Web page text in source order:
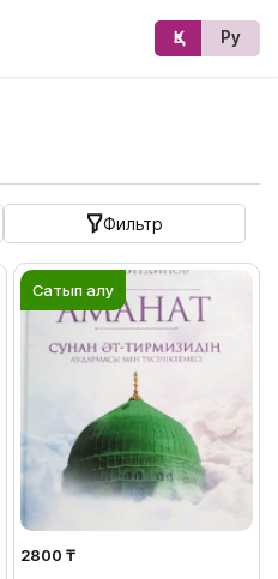
Қз Ру
Фильтр
Сатып алу
2800 ₸